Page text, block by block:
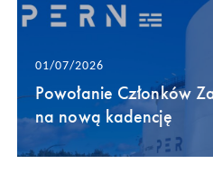
01/07/2026
Powołanie Członków
na nową kadencję